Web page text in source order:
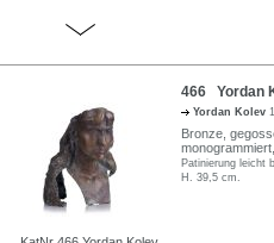
466 Yordan
Yordan Kolev
Bronze,
Patinierung leicht
H. 39,5 cm.